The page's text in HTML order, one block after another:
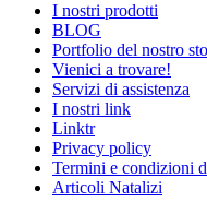
I nostri prodotti
BLOG
Portfolio del nostro
Vienici a trovare!
Servizi di assistenza
I nostri link
Linktr
Privacy policy
Termini e condizioni
Articoli Natalizi